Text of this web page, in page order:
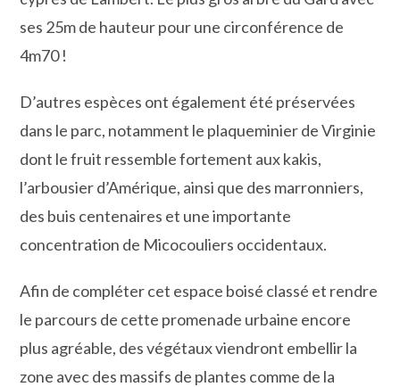
ses 25m de hauteur pour une circonférence de
4m70 !
D’autres espèces ont également été préservées
dans le parc, notamment le plaqueminier de Virginie
dont le fruit ressemble fortement aux kakis,
l’arbousier d’Amérique, ainsi que des marronniers,
des buis centenaires et une importante
concentration de Micocouliers occidentaux.
Afin de compléter cet espace boisé classé et rendre
le parcours de cette promenade urbaine encore
plus agréable, des végétaux viendront embellir la
zone avec des massifs de plantes comme de la